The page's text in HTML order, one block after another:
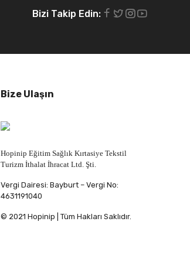
Bizi Takip Edin:
Bize Ulaşın
Hopinip Eğitim Sağlık Kırtasiye Tekstil
Turizm İthalat İhracat Ltd. Şti.
Vergi Dairesi: Bayburt – Vergi No:
4631191040
© 2021 Hopinip | Tüm Hakları Saklıdır.